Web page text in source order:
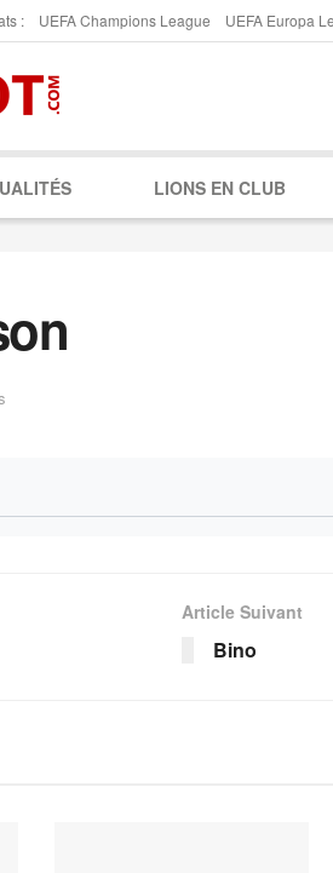
: UEFA Champions League UEFA Europa
LIONS EN CLUB
Article Suivant
Bino